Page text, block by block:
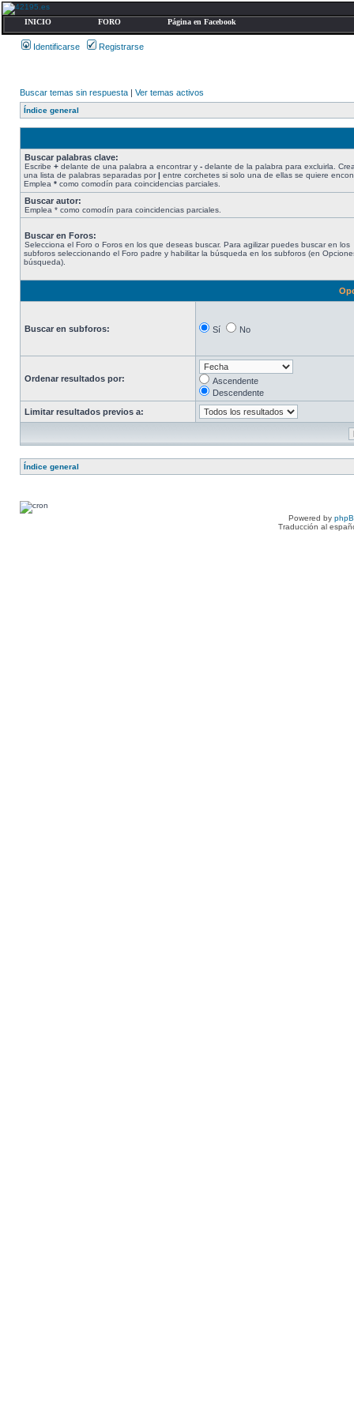
INICIO FORO Página en Facebook
Identificarse Registrarse
Buscar temas sin respuesta | Ver temas activos
Índice general
Buscar palabras clave:
Escribe + delante de una palabra a encontrar y - delante de la palabra para excluirla.
una lista de palabras separadas por| entre corchetes si solo una de ellas se quiere
Emplea * como comodín para coincidencias parciales.
Buscar autor:
Emplea * como comodín para coincidencias parciales.
Buscar en Foros:
Selecciona el Foro o Foros en los que deseas buscar. Para agilizar puedes buscar en los
subforos seleccionando el Foro padre y habilitar la búsqueda en los subforos (en
búsqueda).
Buscar en subforos: Sí No
Ordenar resultados por:
Ascendente
Descendente
Limitar resultados previos a:
Índice general
Powered by
Traducción al